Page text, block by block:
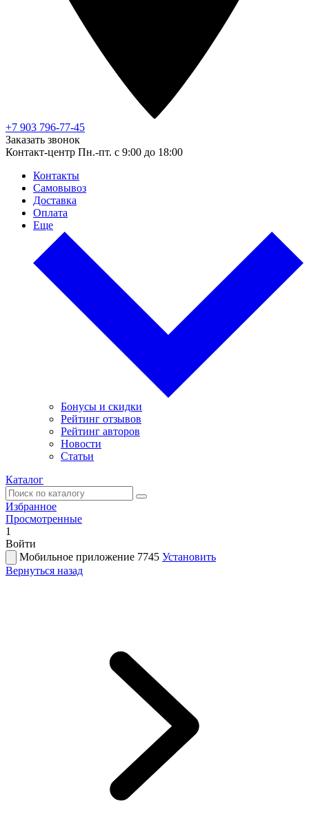
+7 903 796-77-45
Заказать звонок
Контакт-центр Пн.-пт. с 9:00 до 18:00
Контакты
Самовывоз
Доставка
Оплата
Еще
Бонусы и скидки
Рейтинг отзывов
Рейтинг авторов
Новости
Статьи
Каталог
Избранное
Просмотренные
1
Войти
Мобильное приложение 7745 Установить
Вернуться назад